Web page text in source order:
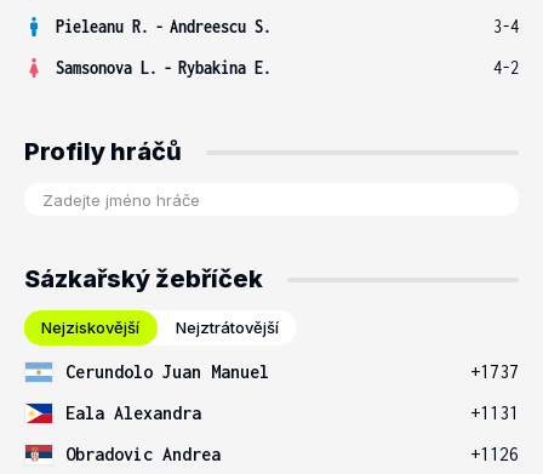
Pieleanu R. - Andreescu S.
3-4
Samsonova L. - Rybakina E. 4-2
Profily hráčů
Sázkařský žebříček
Nejziskovější Nejztrátovější
Cerundolo Juan Manuel
+1737
Eala Alexandra
+1131
Obradovic Andrea
+1126